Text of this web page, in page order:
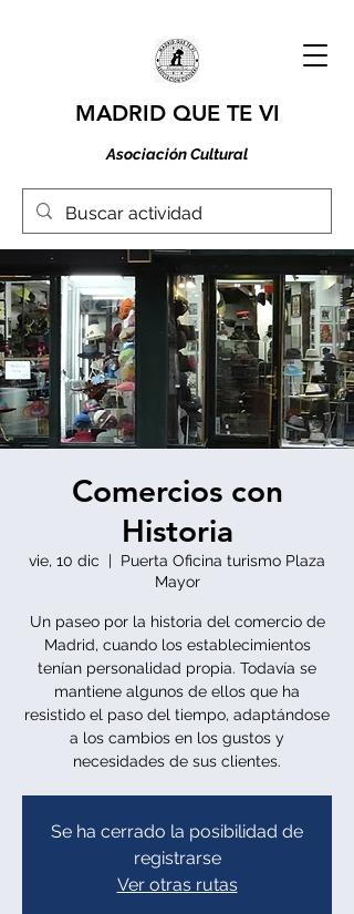
MADRID QUE TE VI
Asociación Cultural
Comercios con
Historia
vie, 10 dic
  |
Puerta Oficina turismo Plaza
Mayor
Un paseo por la historia del comercio de
Madrid, cuando los establecimientos
tenían personalidad propia. Todavía se
mantiene algunos de ellos que ha
resistido el paso del tiempo, adaptándose
a los cambios en los gustos y
necesidades de sus clientes.
Se ha cerrado la posibilidad de
registrarse
Ver otras rutas